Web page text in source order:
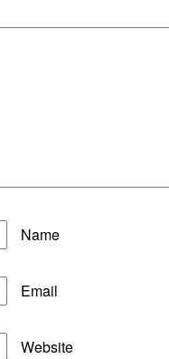
Name
Email
Website